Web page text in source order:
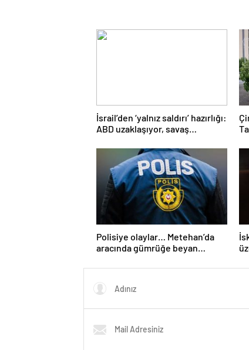
İsrail’den ‘yalnız saldırı’ hazırlığı:
ABD uzaklaşıyor, savaş
doymuyor
Polisiye olaylar… Metehan’da
aracında gümrüğe beyan
ürünleri tespit edilen kişiye